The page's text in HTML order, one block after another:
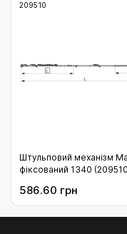
209510
Штульповий механізм
фіксований 1340
586.60 грн